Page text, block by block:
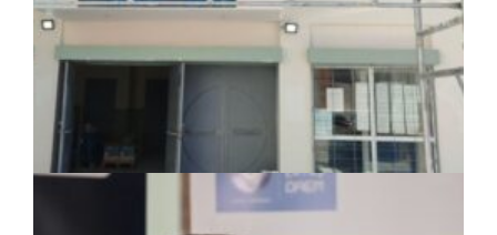
ΤΟΠΙΚΗ ΑΥΤΟΔΙΟΙΚΗΣΗ 07/08/2026 · 17:45
Δήμος Πετρούπολης: Εργασίες